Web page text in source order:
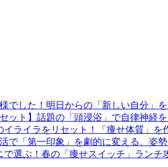
でした！明日からの「新しい自分」
ット】話題の「頭浸浴」で自律神経
イライラをリセット！「痩せ体質」を
で「第一印象」を劇的に変える、姿
で選ぶ！春の「痩せスイッチ」ランチ